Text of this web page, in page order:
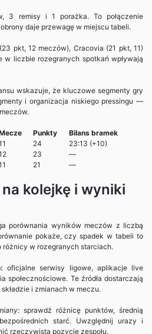
3 remisy i 1 porażka. To połączenie
daje przewagę w miejscu tabeli.
pkt, 12 meczów), Cracovia (21 pkt, 11)
w liczbie rozegranych spotkań wpływają
wskazuje, że kluczowe segmenty gry
i organizacja niskiego pressingu —
Punkty
Bilans bramek
24
23:13 (+10)
23
—
21 —
kolejkę i wyniki
porównania wyników meczów z liczbą
pokaże, czy spadek w tabeli to
różnicy w rozegranych starciach.
oficjalne serwisy ligowe, aplikacje live
społecznościowe. Te źródła dostarczają
i zmianach w meczu.
sprawdź różnicę punktów, średnią
starć. Uwzględnij urazy i
rzeczywistą pozycję zespołu.